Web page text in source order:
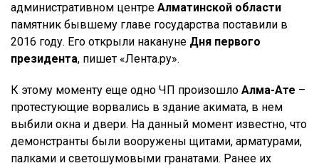
административном центре Алматинской области
памятник бывшему главе государства поставили в
2016 году. Его открыли накануне Дня первого
президента, пишет «Лента.ру».
К этому моменту еще одно ЧП произошло Алма-Ате –
протестующие ворвались в здание акимата, в нем
выбили окна и двери. На данный момент известно, что
демонстранты были вооружены щитами, арматурами,
палками и светошумовыми гранатами. Ранее их